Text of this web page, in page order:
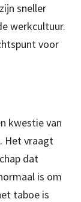
sneller
werkcultuur.
voor
kwestie van
Het vraagt
dat
is om
taboe is